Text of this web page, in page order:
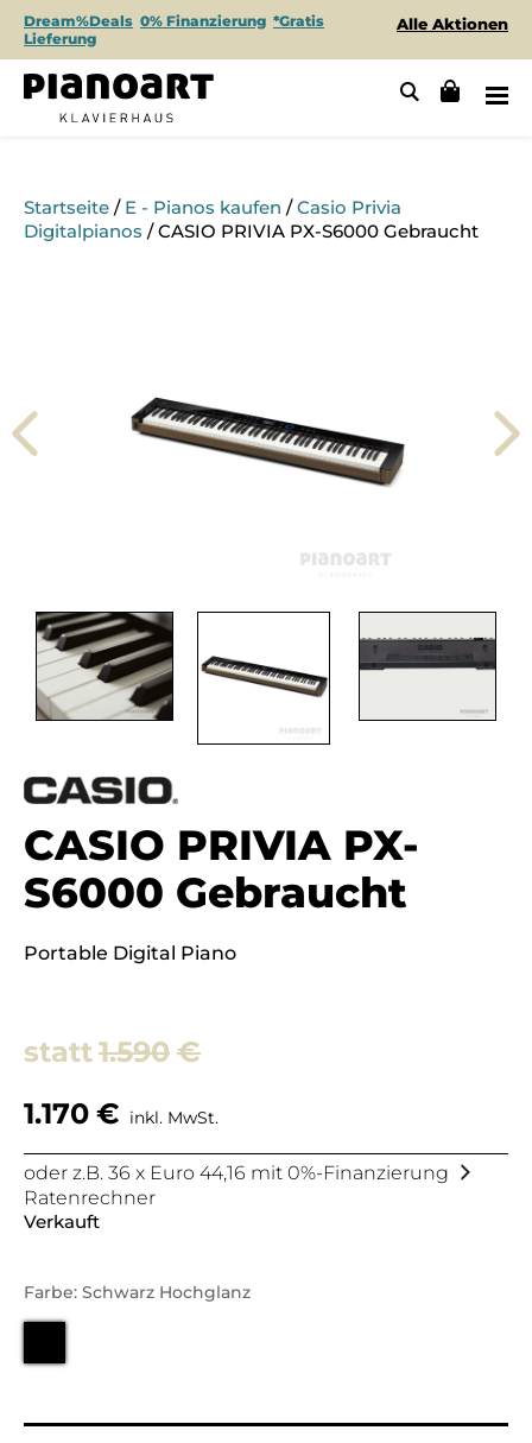
Dream%Deals 0% Finanzierung *Gratis
Lieferung
Alle Aktionen
Startseite / E - Pianos kaufen /Casio Privia
Digitalpianos / CASIO PRIVIA PX-S6000 Gebraucht
CASIO PRIVIA PX-
S6000 Gebraucht
Portable Digital Piano
1.590 €
1.170 € inkl. MwSt.
oder z.B. 36 x Euro 44,16 mit 0%-Finanzierung
Ratenrechner
Verkauft
Farbe: Schwarz Hochglanz